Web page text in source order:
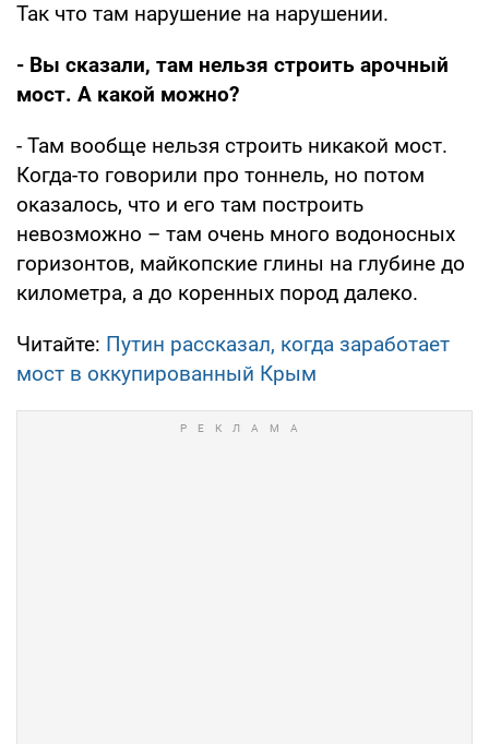
Так что там нарушение на нарушении.
- Вы сказали, там нельзя строить арочный
мост. А какой можно?
- Там вообще нельзя строить никакой мост.
Когда-то говорили про тоннель, но потом
оказалось, что и его там построить
невозможно – там очень много водоносных
горизонтов, майкопские глины на глубине до
километра, а до коренных пород далеко.
Читайте: Путин рассказал, когда заработает
мост в оккупированный Крым